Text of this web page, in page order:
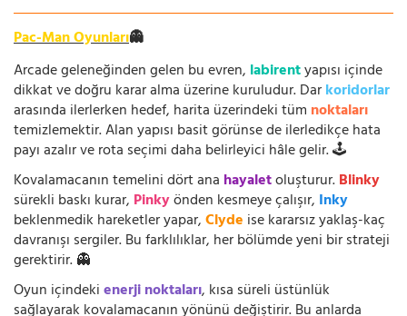
Pac-Man Oyunları👻
Arcade geleneğinden gelen bu evren, labirentyapısı içinde
dikkat ve doğru karar alma üzerine kuruludur. Darkoridorlar
arasında ilerlerken hedef, harita üzerindeki tüm noktaları
temizlemektir. Alan yapısı basit görünse de ilerledikçe hata
payı azalır ve rota seçimi daha belirleyici hâle gelir. 🕹️
Kovalamacanın temelini dört ana hayaletoluşturur.Blinky
sürekli baskı kurar, Pinkyönden kesmeye çalışır, Inky
beklenmedik hareketler yapar,Clyde ise kararsız yaklaş-kaç
davranışı sergiler. Bu farklılıklar, her bölümde yeni bir strateji
gerektirir. 👻
Oyun içindekienerji noktaları, kısa süreli üstünlük